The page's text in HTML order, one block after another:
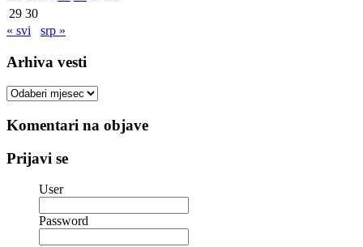
29 30
« svi
srp »
Arhiva vesti
Arhiva
Komentari na objave
Prijavi se
User
Password